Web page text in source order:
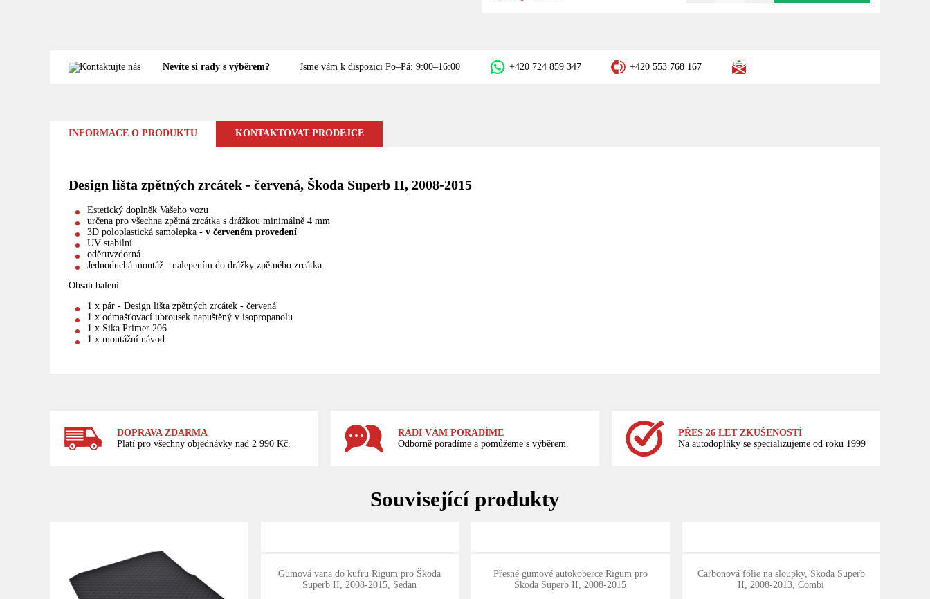
Nevíte si rady s výběrem? Jsme vám k dispozici Po–Pá: 9:00–16:00 +420 724 859 347 +420 553 768 167
INFORMACE O PRODUKTU KONTAKTOVAT PRODEJCE
Design lišta zpětných zrcátek - červená, Škoda Superb II, 2008-2015
Estetický doplněk Vašeho vozu
určena pro všechna zpětná zrcátka s drážkou minimálně 4 mm
3D poloplastická samolepka -v červeném provedení
UV stabilní
oděruvzdorná
Jednoduchá montáž - nalepením do drážky zpětného zrcátka
Obsah balení
1 x pár - Design lišta zpětných zrcátek - červená
1 x odmašťovací ubrousek napuštěný v isopropanolu
1 x Sika Primer 206
1 x montážní návod
DOPRAVA ZDARMA
Platí pro všechny objednávky nad 2 990 Kč.
RÁDI VÁM PORADÍME
Odborně poradíme a pomůžeme s výběrem.
PŘES 26 LET ZKUŠENOSTÍ
Na autodoplňky se specializujeme od roku 1999
Související produkty
Gumová vana do kufru Rigum pro Škoda
Superb II, 2008-2015, Sedan
Přesné gumové autokoberce Rigum pro
Škoda Superb II, 2008-2015
Carbonová fólie na sloupky, Škoda Superb
II, 2008-2013, Combi